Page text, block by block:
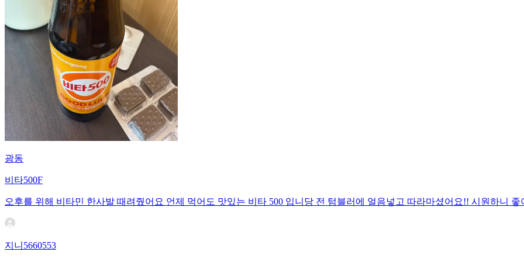
광동
비타500F
오후를 위해 비타민 한사발 때려줬어요 언제 먹어도 맛있는 비타 500 입니당 전 텀블러에 얼음넣고 따라마셨어요!! 시원하니 좋
지니5660553